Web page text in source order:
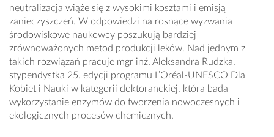
neutralizacja wiąże się z wysokimi kosztami i emisją
zanieczyszczeń. W odpowiedzi na rosnące wyzwania
środowiskowe naukowcy poszukują bardziej
zrównoważonych metod produkcji leków. Nad jednym z
takich rozwiązań pracuje mgr inż. Aleksandra Rudzka,
stypendystka 25. edycji programu L’Oréal-UNESCO Dla
Kobiet i Nauki w kategorii doktoranckiej, która bada
wykorzystanie enzymów do tworzenia nowoczesnych i
ekologicznych procesów chemicznych.